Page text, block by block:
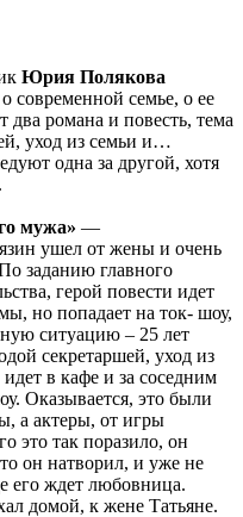
Юрия Полякова
современной семье, о ее
романа и повесть, тема
уход из семьи и…
одна за другой, хотя
мужа» —
ушел от жены и очень
заданию главного
герой повести идет
но попадает на ток- шоу,
ситуацию – 25 лет
секретаршей, уход из
в кафе и за соседним
Оказывается, это были
а актеры, от игры
это так поразило, он
он натворил, и уже не
его ждет любовница.
домой, к жене Татьяне.